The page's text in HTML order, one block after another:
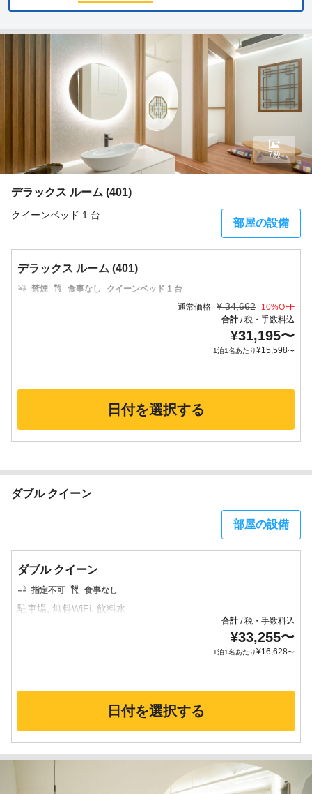
デラックス ルーム (401)
クイーンベッド 1 台
部屋の設備
7枚
デラックス ルーム (401)
禁煙 食事なし
クイーンベッド 1 台
通常価格 ¥ 34,662 10%OFF
合計/税・手数料込
¥31,195〜
1泊1名あたり¥15,598〜
日付を選択する
ダブル クイーン
部屋の設備
ダブル クイーン
指定不可 食事なし
合計/税・手数料込
¥33,255〜
1泊1名あたり¥16,628〜
日付を選択する